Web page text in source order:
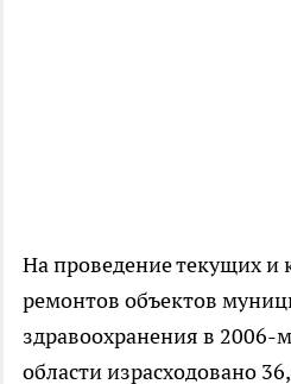
На проведение текущих и
ремонтов объектов
здравоохранения в 2006-
области израсходовано